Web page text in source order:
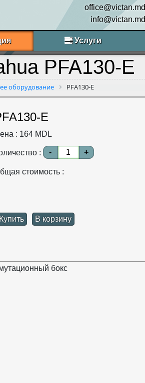
office@victan.md
info@victan.md
Услуги
PFA130-E
оборудование PFA130-E
E
: 164MDL
: - +
стоимость :
Купить В корзину
бокс